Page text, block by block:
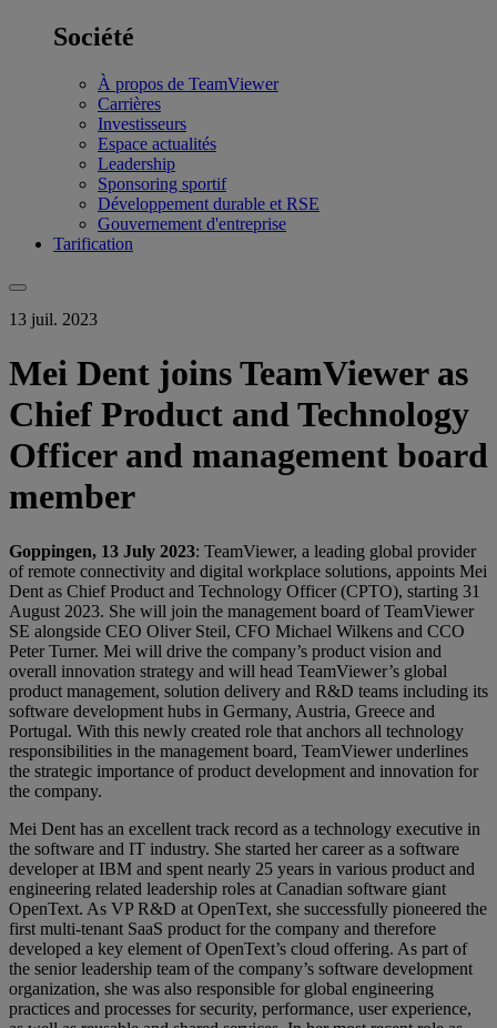
Société
À propos de TeamViewer
Carrières
Investisseurs
Espace actualités
Leadership
Sponsoring sportif
Développement durable et RSE
Gouvernement d'entreprise
Tarification
13 juil. 2023
Mei Dent joins TeamViewer as
Chief Product and Technology
Officer and management board
member
Goppingen, 13 July 2023: TeamViewer, a leading global provider
of remote connectivity and digital workplace solutions, appoints Mei
Dent as Chief Product and Technology Officer (CPTO), starting 31
August 2023. She will join the management board of TeamViewer
SE alongside CEO Oliver Steil, CFO Michael Wilkens and CCO
Peter Turner. Mei will drive the company’s product vision and
overall innovation strategy and will head TeamViewer’s global
product management, solution delivery and R&D teams including its
software development hubs in Germany, Austria, Greece and
Portugal. With this newly created role that anchors all technology
responsibilities in the management board, TeamViewer underlines
the strategic importance of product development and innovation for
the company.
Mei Dent has an excellent track record as a technology executive in
the software and IT industry. She started her career as a software
developer at IBM and spent nearly 25 years in various product and
engineering related leadership roles at Canadian software giant
OpenText. As VP R&D at OpenText, she successfully pioneered the
first multi-tenant SaaS product for the company and therefore
developed a key element of OpenText’s cloud offering. As part of
the senior leadership team of the company’s software development
organization, she was also responsible for global engineering
practices and processes for security, performance, user experience,